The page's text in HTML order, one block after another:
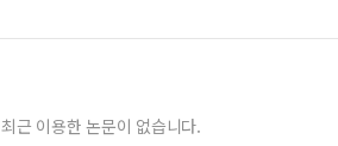
최근 이용한 논문이 없습니다.